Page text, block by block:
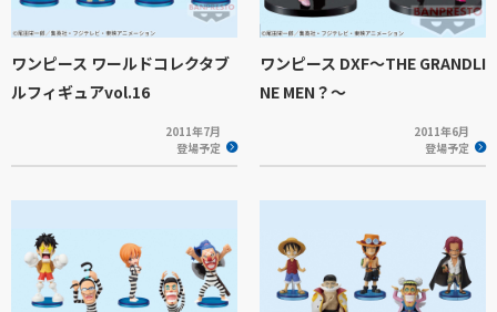
ワンピース ワールドコレクタブ
ルフィギュアvol.16
2011年7月
登場予定
ワンピース DXF～THE GRANDLI
NE MEN？～
2011年6月
登場予定